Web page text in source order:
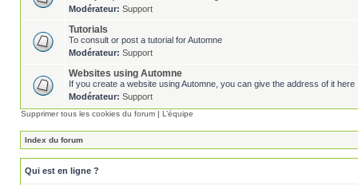
Modérateur: Support
Tutorials
To consult or post a tutorial for Automne
Modérateur: Support
Websites using Automne
If you create a website using Automne, you can give the address of it here
Modérateur: Support
Supprimer tous les cookies du forum | L’équipe
Index du forum
Qui est en ligne ?